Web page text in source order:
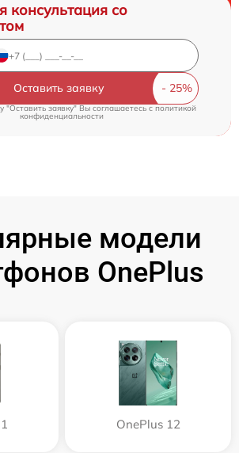
консультация со
Оставить заявку
"Оставить заявку" Вы соглашаетесь c политикой
конфиденциальности
модели
OnePlus
OnePlus 12